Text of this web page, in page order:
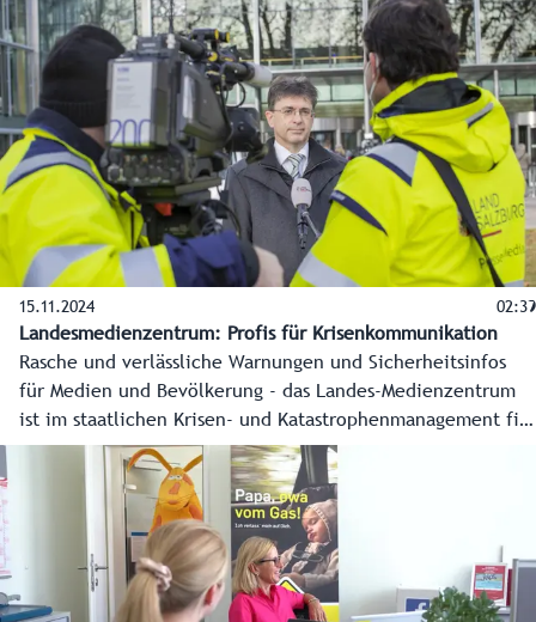
künftig angehen will und was in den ersten Monaten der
Regierungszeit schon gelungen ist.
15.11.2024 02:39
Landesmedienzentrum: Profis für Krisenkommunikation
Rasche und verlässliche Warnungen und Sicherheitsinfos
für Medien und Bevölkerung - das Landes-Medienzentrum
ist im staatlichen Krisen- und Katastrophenmanagement fix
verankert und das unverzichtbare Bindeglied zwischen
Einsatzstäben und Öffentlichkeit. Die Redaktion arbeitet
unermüdlich an verlässlichen Infos für die Bevölkerung.